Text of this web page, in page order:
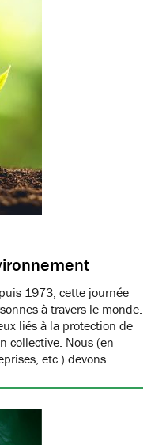
1973, cette journée
à travers le monde.
liés à la protection de
collective. Nous (en
etc.) devons…